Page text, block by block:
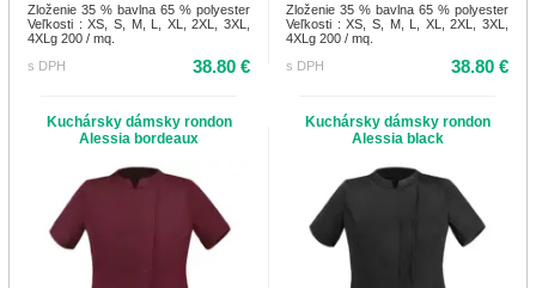
Zloženie 35 % bavlna 65 % polyester
Veľkosti : XS, S, M, L, XL, 2XL, 3XL,
4XLg 200 / mq.
s DPH
38.80 €
Zloženie 35 % bavlna 65 % polyester
Veľkosti : XS, S, M, L, XL, 2XL, 3XL,
4XLg 200 / mq.
s DPH
38.80 €
Kuchársky dámsky rondon
Alessia bordeaux
Kuchársky dámsky rondon
Alessia black